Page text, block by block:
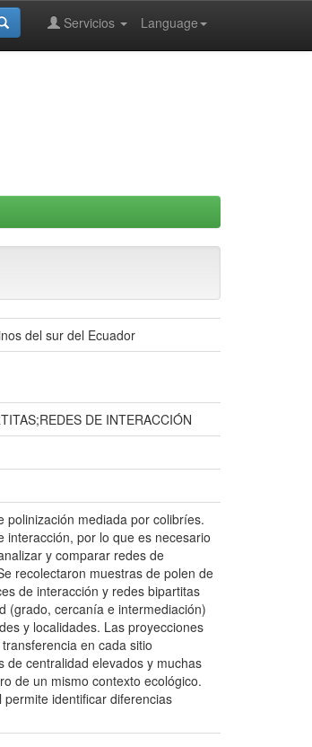
Language
Servicios
del sur del Ecuador
DE INTERACCIÓN
polinización mediada por colibríes.
por lo que es necesario
y comparar redes de
recolectaron muestras de polen de
de interacción y redes bipartitas
(grado, cercanía e intermediación)
y localidades. Las proyecciones
en cada sitio
de centralidad elevados y muchas
de un mismo contexto ecológico.
identificar diferencias